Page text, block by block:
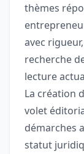
thèmes
avec
recherche
lecture
La création
volet
démarches
statut